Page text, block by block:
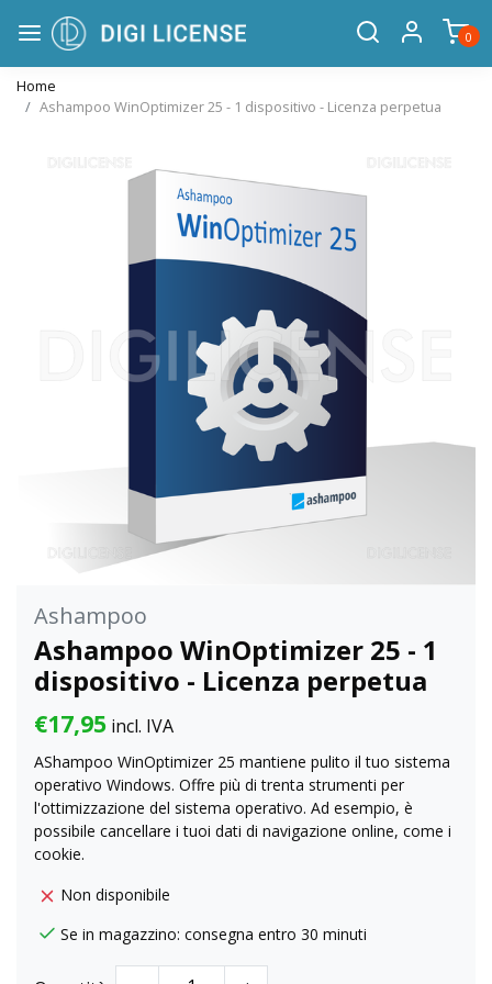
0
Home
Ashampoo WinOptimizer 25 - 1 dispositivo - Licenza perpetua
Ashampoo
Ashampoo WinOptimizer 25 - 1
dispositivo - Licenza perpetua
€17,95 incl. IVA
AShampoo WinOptimizer 25 mantiene pulito il tuo sistema
operativo Windows. Offre più di trenta strumenti per
l'ottimizzazione del sistema operativo. Ad esempio, è
possibile cancellare i tuoi dati di navigazione online, come i
cookie.
Non disponibile
Se in magazzino: consegna entro 30 minuti